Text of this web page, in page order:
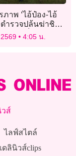
ภาพ ‘ไอ้ป๋อง-ไอ้
ตำรวจปล้นฆ่าชิง
แม่ลูก-พี่น้อง
4:05 น.
ส์
ไลฟ์สไตล์
เดลินิวส์clips